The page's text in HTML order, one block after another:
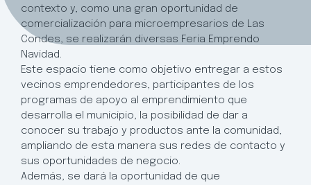
contexto y, como una gran oportunidad de
comercialización para microempresarios de Las
Condes, se realizarán diversas Feria Emprendo
Navidad.
Este espacio tiene como objetivo entregar a estos
vecinos emprendedores, participantes de los
programas de apoyo al emprendimiento que
desarrolla el municipio, la posibilidad de dar a
conocer su trabajo y productos ante la comunidad,
ampliando de esta manera sus redes de contacto y
sus oportunidades de negocio.
Además, se dará la oportunidad de que